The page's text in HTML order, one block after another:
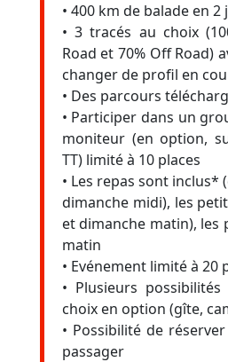
• 400 km de balade en 2
• 3 tracés au choix
Road et 70% Off Road)
changer de profil en
• Des parcours
• Participer dans un
moniteur (en option,
TT) limité à 10 places
• Les repas sont inclus*
dimanche midi), les
et dimanche matin), les
matin
• Evénement limité à 20
• Plusieurs possibilités
choix en option (gîte,
• Possibilité de
passager